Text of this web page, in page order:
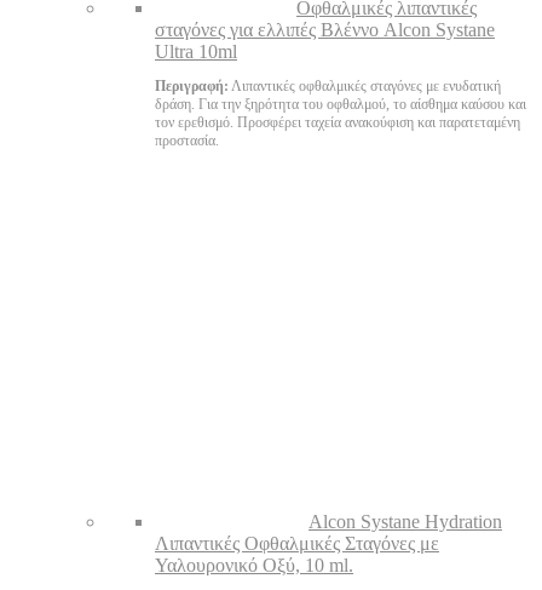
Oφθαλμικές λιπαντικές
σταγόνες για ελλιπές Βλέννο Alcon Systane
Ultra 10ml
Περιγραφή: Λιπαντικές οφθαλμικές σταγόνες με ενυδατική
δράση. Για την ξηρότητα του οφθαλμού, το αίσθημα καύσου και
τον ερεθισμό. Προσφέρει ταχεία ανακούφιση και παρατεταμένη
προστασία.
Alcon Systane Hydration
Λιπαντικές Οφθαλμικές Σταγόνες με
Υαλουρονικό Οξύ, 10 ml.